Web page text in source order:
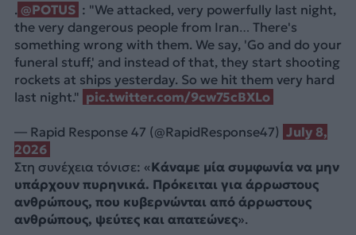
. @POTUS : "We attacked, very powerfully last night,
the very dangerous people from Iran… There's
something wrong with them. We say, 'Go and do your
funeral stuff,' and instead of that, they start shooting
rockets at ships yesterday. So we hit them very hard
last night." pic.twitter.com/9cw75cBXLo
— Rapid Response 47 (@RapidResponse47) July 8,
2026
Στη συνέχεια τόνισε: «Κάναμε μία συμφωνία να μην
υπάρχουν πυρηνικά. Πρόκειται για άρρωστους
ανθρώπους, που κυβερνώνται από άρρωστους
ανθρώπους, ψεύτες και απατεώνες».